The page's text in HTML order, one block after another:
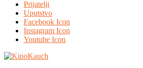
Prijatelji
Uputstvo
Facebook Icon
Instagram Icon
Youtube Icon